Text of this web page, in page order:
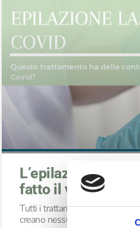
L’epilazione laser
fatto il vaccino
Tutti i trattamenti laser
creano nessuna interferenza